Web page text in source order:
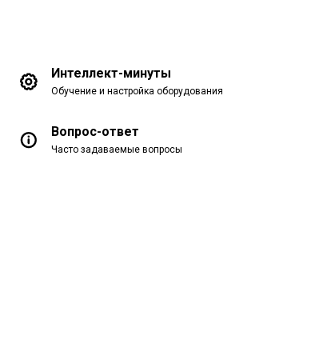
Интеллект-минуты
Обучение и настройка оборудования
Вопрос-ответ
Часто задаваемые вопросы